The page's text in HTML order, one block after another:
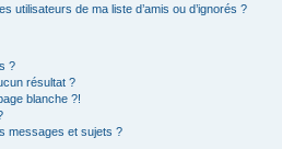
utilisateurs de ma liste d’amis ou d’ignorés ?
?
résultat ?
blanche ?!
messages et sujets ?